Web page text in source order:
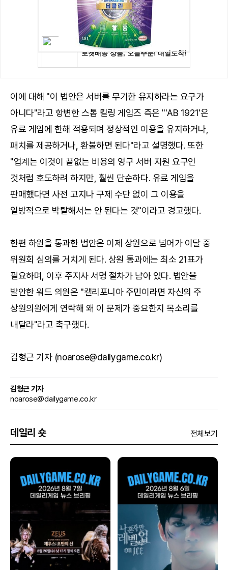
이에 대해 "이 법안은 서버를 무기한 유지하라는 요구가
아니다"라고 항변한 스톱 킬링 게임즈 측은 "'AB 1921'은
유료 게임에 한해 적용되며 정상적인 이용을 유지하거나,
패치를 제공하거나, 환불하면 된다"라고 설명했다. 또한
"업계는 이것이 끝없는 비용의 영구 서버 지원 요구인
것처럼 호도하려 하지만, 훨씬 단순하다. 유료 게임을
판매했다면 사전 고지나 구제 수단 없이 그 이용을
일방적으로 박탈해서는 안 된다는 것"이라고 경고했다.
한편 하원을 통과한 법안은 이제 상원으로 넘어가 이달 중
위원회 심의를 거치게 된다. 상원 통과에는 최소 21표가
필요하며, 이후 주지사 서명 절차가 남아 있다. 법안을
발안한 워드 의원은 "캘리포니아 주민이라면 자신의 주
상원의원에게 연락해 왜 이 문제가 중요한지 목소리를
내달라"라고 촉구했다.
김형근 기자 (noarose@dailygame.co.kr)
김형근 기자
noarose@dailygame.co.kr
데일리 숏 전체보기